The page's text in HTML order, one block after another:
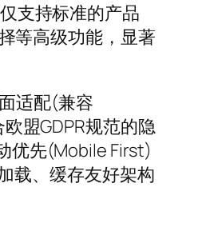
支持标准的产品
等高级功能，显著
适配(兼容
盟GDPR规范的隐
优先(Mobile First)
载、缓存友好架构